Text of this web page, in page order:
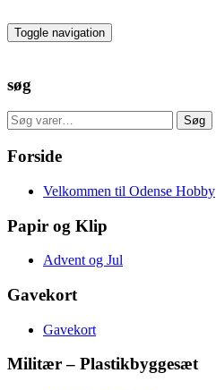
to
the
Toggle navigation
søg
Søg
efter:
Søg
Forside
Velkommen til Odense Hobby
Papir og Klip
Advent og Jul
Gavekort
Gavekort
Militær – Plastikbyggesæt